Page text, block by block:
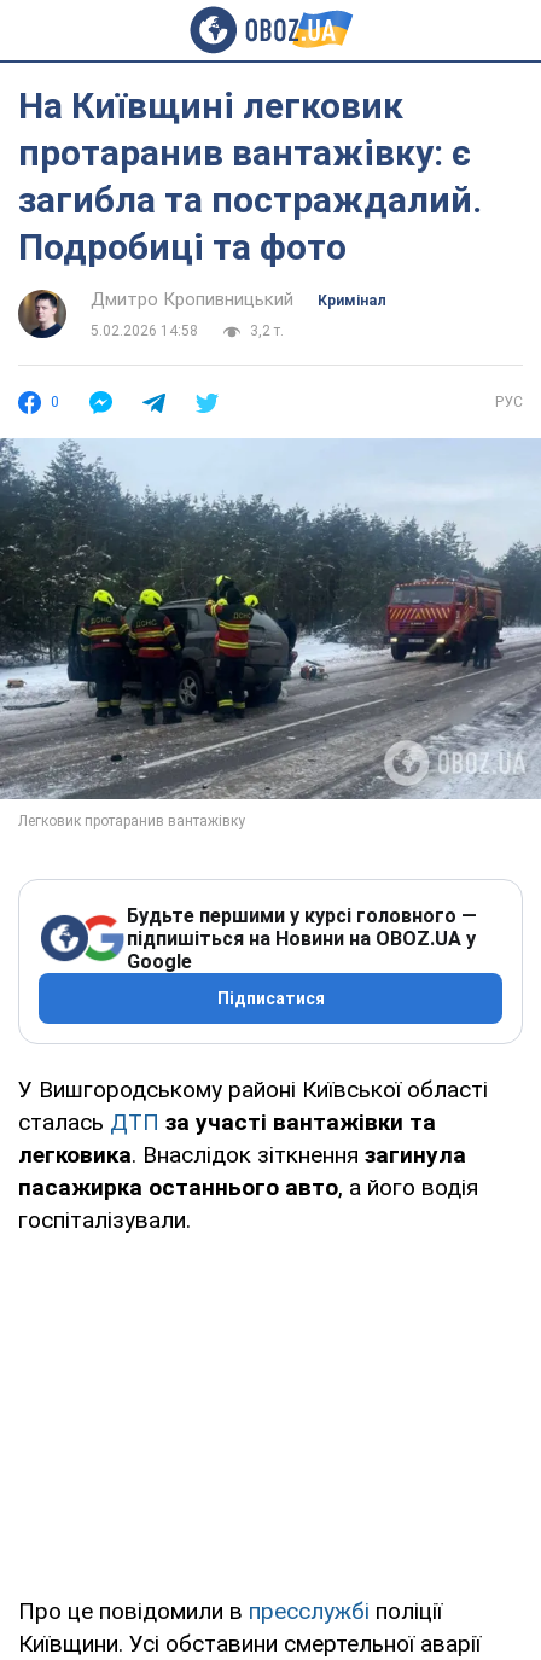
На Київщині легковик
протаранив вантажівку: є
загибла та постраждалий.
Подробиці та фото
Дмитро Кропивницький
Кримінал
5.02.2026 14:58
3,2 т.
0 РУС
Будьте першими у курсі головного —
підпишіться на Новини на OBOZ.UA у
Google
Підписатися
У Вишгородському районі Київської області
сталась ДТП за участі вантажівки та
легковика. Внаслідок зіткнення загинула
пасажирка останнього авто, а його водія
госпіталізували.
Про це повідомили в пресслужбі поліції
Київщини. Усі обставини смертельної аварії